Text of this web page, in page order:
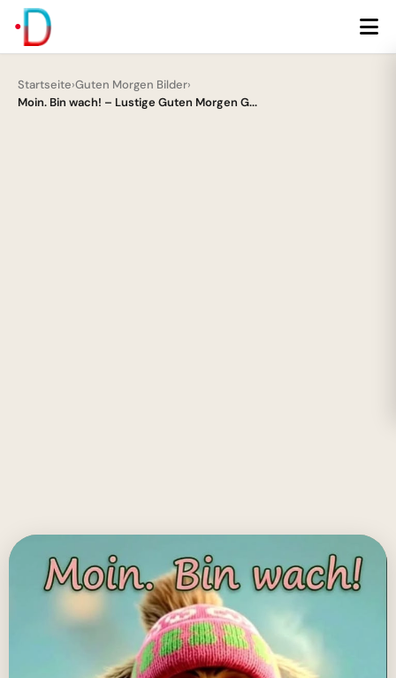
Startseite›Guten Morgen Bilder›
Moin. Bin wach! – Lustige Guten Morgen G...